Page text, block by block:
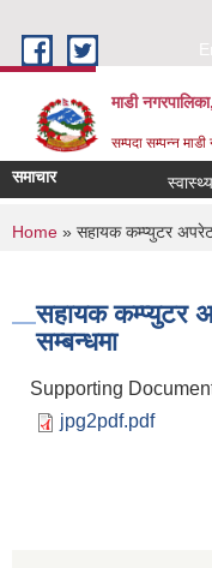
माडी
सम्पदा सम्पन्न
समाचार स्वास्थ्य
You are
Home » सहायक कम्प्युटर
सहायक कम्प्युटर
सम्बन्धमा
Supporting
jpg2pdf.pdf